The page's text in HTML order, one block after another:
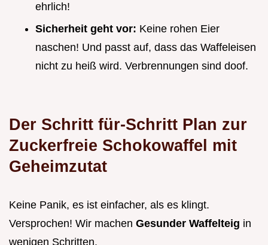
ehrlich!
Sicherheit geht vor: Keine rohen Eier
naschen! Und passt auf, dass das Waffeleisen
nicht zu heiß wird. Verbrennungen sind doof.
Der Schritt für-Schritt Plan zur
Zuckerfreie Schokowaffel mit
Geheimzutat
Keine Panik, es ist einfacher, als es klingt.
Versprochen! Wir machen Gesunder Waffelteig in
wenigen Schritten.